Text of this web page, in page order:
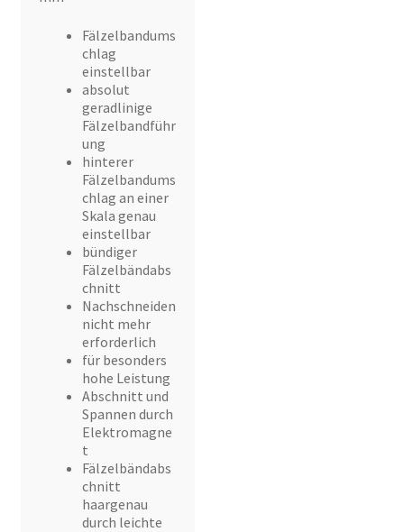
Fälzelbandums
chlag
einstellbar
absolut
geradlinige
Fälzelbandführ
ung
hinterer
Fälzelbandums
chlag an einer
Skala genau
einstellbar
bündiger
Fälzelbändabs
chnitt
Nachschneiden
nicht mehr
erforderlich
für besonders
hohe Leistung
Abschnitt und
Spannen durch
Elektromagne
t
Fälzelbändabs
chnitt
haargenau
durch leichte